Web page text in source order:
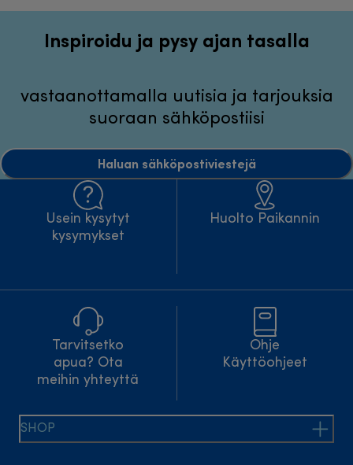
Inspiroidu ja pysy ajan tasalla
vastaanottamalla uutisia ja tarjouksia
suoraan sähköpostiisi
Haluan sähköpostiviestejä
Usein kysytyt
kysymykset
Huolto Paikannin
Tarvitsetko
apua? Ota
meihin yhteyttä
Ohje
Käyttöohjeet
SHOP